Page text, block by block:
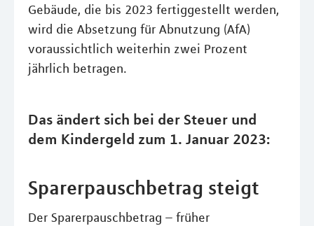
Gebäude, die bis 2023 fertiggestellt werden,
wird die Absetzung für Abnutzung (AfA)
voraussichtlich weiterhin zwei Prozent
jährlich betragen.
Das ändert sich bei der Steuer und
dem Kindergeld zum 1. Januar 2023:
Sparerpauschbetrag steigt
Der Sparerpauschbetrag – früher